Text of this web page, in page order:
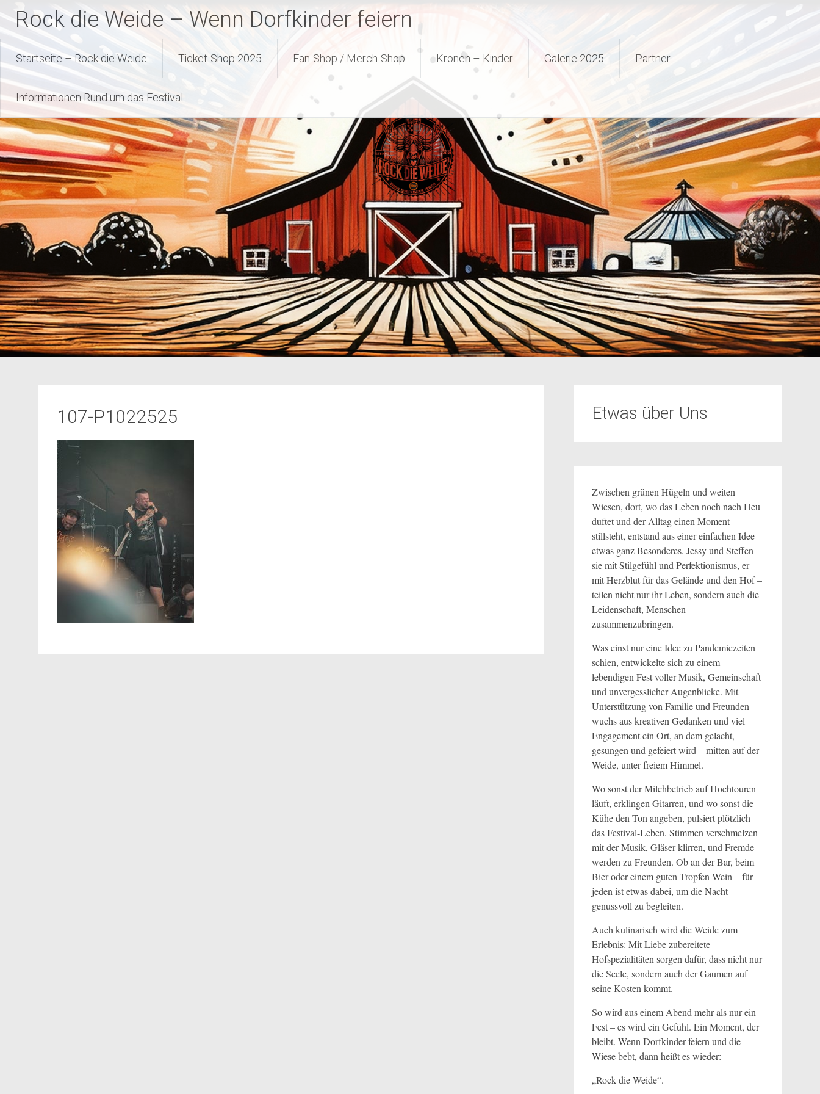
InhaltRock die Weide – Wenn Dorfkinder feiern
Startseite – Rock die Weide Ticket-Shop 2025 Fan-Shop / Merch-Shop Kronen – Kinder Galerie 2025 Partner
Informationen Rund um das Festival
107-P1022525 Etwas über Uns
Zwischen grünen Hügeln und weiten
Wiesen, dort, wo das Leben noch nach Heu
duftet und der Alltag einen Moment
stillsteht, entstand aus einer einfachen Idee
etwas ganz Besonderes. Jessy und Steffen –
sie mit Stilgefühl und Perfektionismus, er
mit Herzblut für das Gelände und den Hof –
teilen nicht nur ihr Leben, sondern auch die
Leidenschaft, Menschen
zusammenzubringen.
Was einst nur eine Idee zu Pandemiezeiten
schien, entwickelte sich zu einem
lebendigen Fest voller Musik, Gemeinschaft
und unvergesslicher Augenblicke. Mit
Unterstützung von Familie und Freunden
wuchs aus kreativen Gedanken und viel
Engagement ein Ort, an dem gelacht,
gesungen und gefeiert wird – mitten auf der
Weide, unter freiem Himmel.
Wo sonst der Milchbetrieb auf Hochtouren
läuft, erklingen Gitarren, und wo sonst die
Kühe den Ton angeben, pulsiert plötzlich
das Festival-Leben. Stimmen verschmelzen
mit der Musik, Gläser klirren, und Fremde
werden zu Freunden. Ob an der Bar, beim
Bier oder einem guten Tropfen Wein – für
jeden ist etwas dabei, um die Nacht
genussvoll zu begleiten.
Auch kulinarisch wird die Weide zum
Erlebnis: Mit Liebe zubereitete
Hofspezialitäten sorgen dafür, dass nicht nur
die Seele, sondern auch der Gaumen auf
seine Kosten kommt.
So wird aus einem Abend mehr als nur ein
Fest – es wird ein Gefühl. Ein Moment, der
bleibt. Wenn Dorfkinder feiern und die
Wiese bebt, dann heißt es wieder:
„Rock die Weide“.